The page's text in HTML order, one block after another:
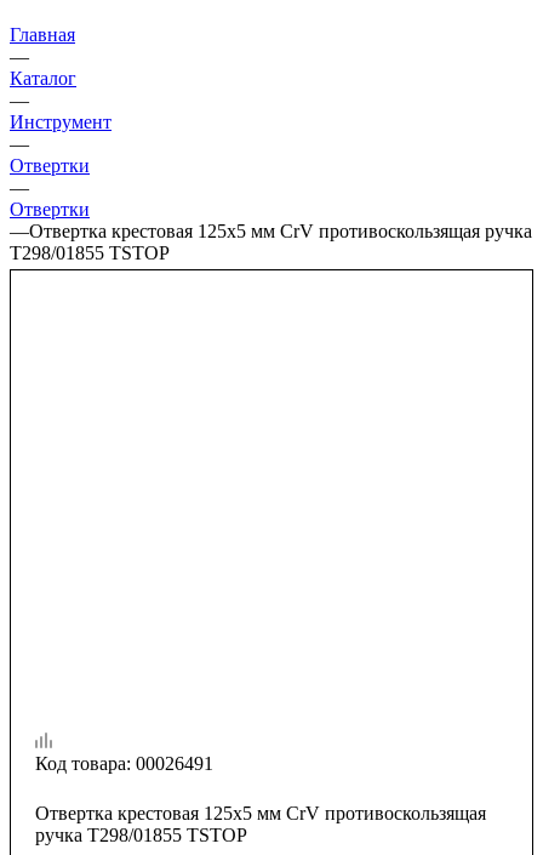
Главная
—
Каталог
—
Инструмент
—
Отвертки
—
Отвертки
—Отвертка крестовая 125х5 мм CrV противоскользящая ручка
T298/01855 TSTOP
Код товара: 00026491
Отвертка крестовая 125х5 мм CrV противоскользящая
ручка T298/01855 TSTOP